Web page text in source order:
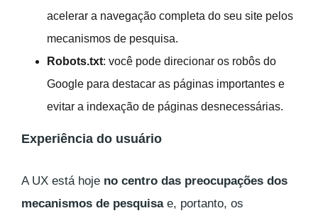
acelerar a navegação completa do seu site pelos
mecanismos de pesquisa.
Robots.txt: você pode direcionar os robôs do
Google para destacar as páginas importantes e
evitar a indexação de páginas desnecessárias.
Experiência do usuário
A UX está hoje no centro das preocupações dos
mecanismos de pesquisae, portanto, os